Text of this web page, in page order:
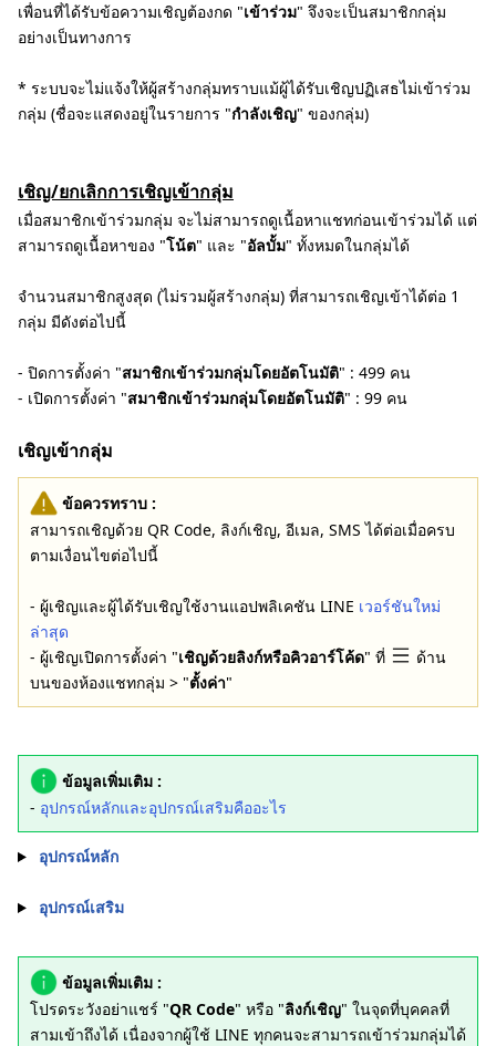
เพื่อนที่ได้รับข้อความเชิญต้องกด "เข้าร่วม" จึงจะเป็นสมาชิกกลุ่ม
อย่างเป็นทางการ
* ระบบจะไม่แจ้งให้ผู้สร้างกลุ่มทราบแม้ผู้ได้รับเชิญปฏิเสธไม่เข้าร่วม
กลุ่ม (ชื่อจะแสดงอยู่ในรายการ "กำลังเชิญ" ของกลุ่ม)
เชิญ/ยกเลิกการเชิญเข้ากลุ่ม
เมื่อสมาชิกเข้าร่วมกลุ่ม จะไม่สามารถดูเนื้อหาแชทก่อนเข้าร่วมได้ แต่
สามารถดูเนื้อหาของ "โน้ต" และ "อัลบั้ม" ทั้งหมดในกลุ่มได้
จำนวนสมาชิกสูงสุด (ไม่รวมผู้สร้างกลุ่ม) ที่สามารถเชิญเข้าได้ต่อ 1
กลุ่ม มีดังต่อไปนี้
- ปิดการตั้งค่า "สมาชิกเข้าร่วมกลุ่มโดยอัตโนมัติ" : 499 คน
- เปิดการตั้งค่า "สมาชิกเข้าร่วมกลุ่มโดยอัตโนมัติ" : 99 คน
เชิญเข้ากลุ่ม
ข้อควรทราบ :
สามารถเชิญด้วย QR Code, ลิงก์เชิญ, อีเมล, SMS ได้ต่อเมื่อครบ
ตามเงื่อนไขต่อไปนี้
- ผู้เชิญและผู้ได้รับเชิญใช้งานแอปพลิเคชัน LINE เวอร์ชันใหม่
ล่าสุด
- ผู้เชิญเปิดการตั้งค่า "เชิญด้วยลิงก์หรือคิวอาร์โค้ด" ที่
ด้าน
บนของห้องแชทกลุ่ม > "ตั้งค่า"
ข้อมูลเพิ่มเติม :
- อุปกรณ์หลักและอุปกรณ์เสริมคืออะไร
อุปกรณ์หลัก
อุปกรณ์เสริม
ข้อมูลเพิ่มเติม :
โปรดระวังอย่าแชร์ "QR Code" หรือ "ลิงก์เชิญ" ในจุดที่บุคคลที่
สามเข้าถึงได้ เนื่องจากผู้ใช้ LINE ทุกคนจะสามารถเข้าร่วมกลุ่มได้